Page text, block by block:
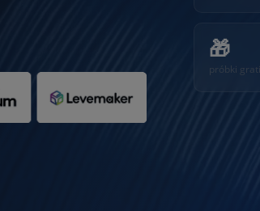
🎁
próbki